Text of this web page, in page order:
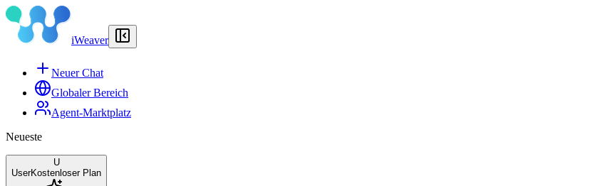
iWeaver
Neuer Chat
Globaler Bereich
Agent-Marktplatz
Neueste
U
UserKostenloser Plan